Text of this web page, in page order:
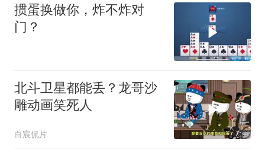
掼蛋换做你，炸不炸对
门？
北斗卫星都能丢？龙哥沙
雕动画笑死人
白宸侃片